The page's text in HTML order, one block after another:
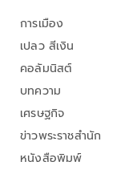
การเมือง
เปลว สีเงิน
คอลัมนิสต์
บทความ
เศรษฐกิจ
ข่าวพระราชสำนัก
หนังสือพิมพ์